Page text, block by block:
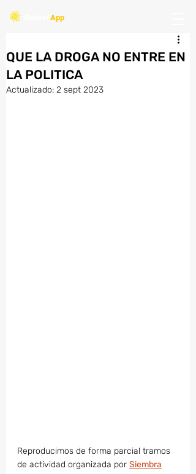
App
QUE LA DROGA NO ENTRE EN
LA POLITICA
Actualizado: 2 sept 2023
Reproducimos de forma parcial tramos
de actividad organizada por Siembra